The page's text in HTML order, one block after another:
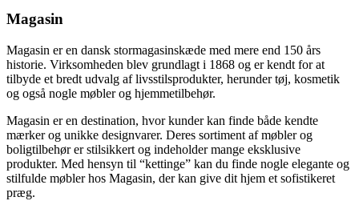
Magasin
Magasin er en dansk stormagasinskæde med mere end 150 års
historie. Virksomheden blev grundlagt i 1868 og er kendt for at
tilbyde et bredt udvalg af livsstilsprodukter, herunder tøj, kosmetik
og også nogle møbler og hjemmetilbehør.
Magasin er en destination, hvor kunder kan finde både kendte
mærker og unikke designvarer. Deres sortiment af møbler og
boligtilbehør er stilsikkert og indeholder mange eksklusive
produkter. Med hensyn til “kettinge” kan du finde nogle elegante og
stilfulde møbler hos Magasin, der kan give dit hjem et sofistikeret
præg.